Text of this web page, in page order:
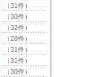
（31件）
（30件）
（32件）
（28件）
（31件）
（31件）
（30件）